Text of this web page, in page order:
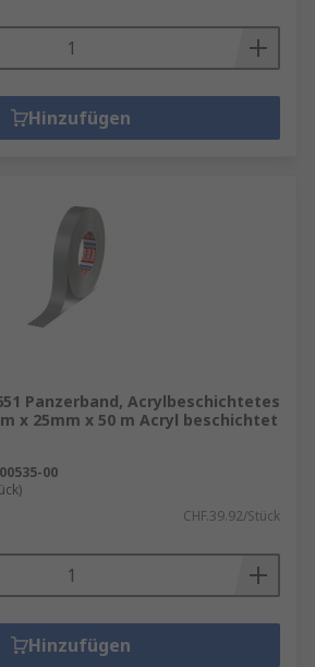
Hinzufügen
Panzerband, Acrylbeschichtetes
x 25mm x 50 m Acryl beschichtet
00
CHF.39.92/Stück
Hinzufügen